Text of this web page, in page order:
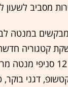
מסביב לשעון
במנטה
סניפים, שיפעלו לצד 12
דגני בוקר,